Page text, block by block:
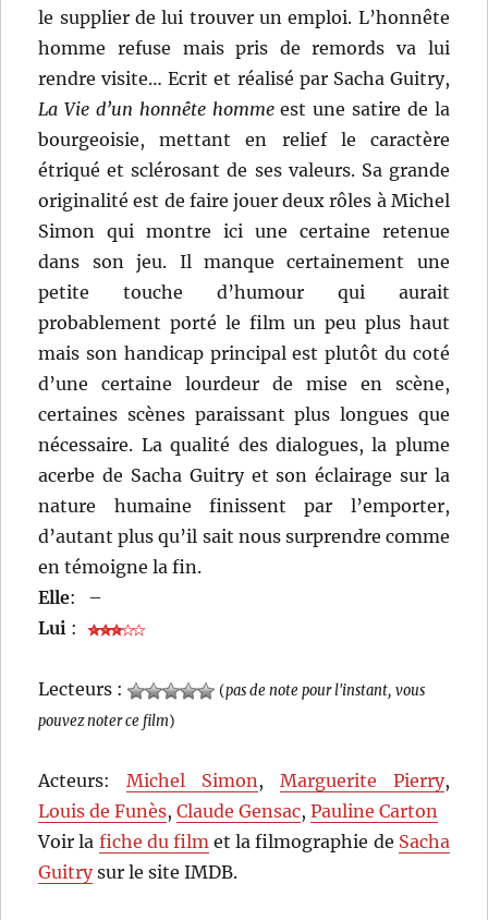
le supplier de lui trouver un emploi. L’honnête
homme refuse mais pris de remords va lui
rendre visite… Ecrit et réalisé par Sacha Guitry,
La Vie d’un honnête hommeest une satire de la
bourgeoisie, mettant en relief le caractère
étriqué et sclérosant de ses valeurs. Sa grande
originalité est de faire jouer deux rôles à Michel
Simon qui montre ici une certaine retenue
dans son jeu. Il manque certainement une
petite touche d’humour qui aurait
probablement porté le film un peu plus haut
mais son handicap principal est plutôt du coté
d’une certaine lourdeur de mise en scène,
certaines scènes paraissant plus longues que
nécessaire. La qualité des dialogues, la plume
acerbe de Sacha Guitry et son éclairage sur la
nature humaine finissent par l’emporter,
d’autant plus qu’il sait nous surprendre comme
en témoigne la fin.
Elle:
–
Lui :
Lecteurs : (pas de note pour l'instant, vous
pouvez noter ce film)
Acteurs:Michel Simon, Marguerite Pierry,
Louis de Funès,Claude Gensac,Pauline Carton
Voir la fiche du filmet la filmographie de Sacha
Guitrysur le site IMDB.